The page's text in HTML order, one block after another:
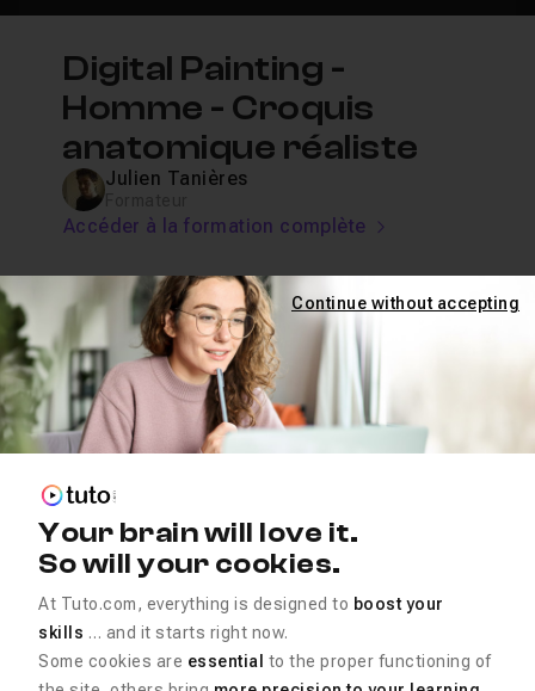
Digital Painting -
Homme - Croquis
anatomique réaliste
Julien Tanières
Accéder à la formation complète